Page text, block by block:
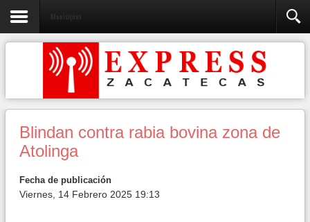
Municipios
Blindan contra rabia bovina zona de
Atolinga
Fecha de publicación
Viernes, 14 Febrero 2025 19:13